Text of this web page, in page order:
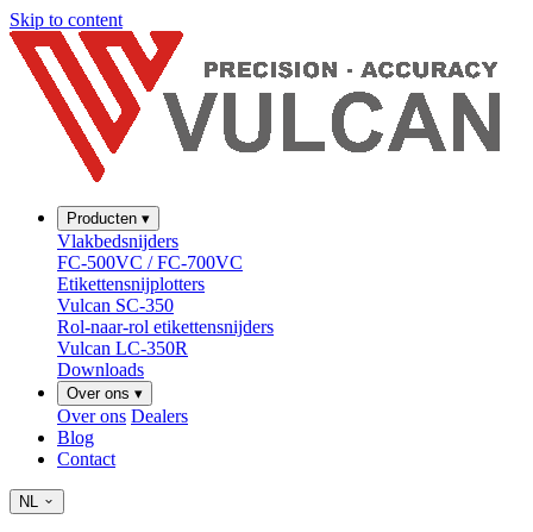
Skip to content
Producten ▾
Vlakbedsnijders
FC-500VC / FC-700VC
Etikettensnijplotters
Vulcan SC-350
Rol-naar-rol etikettensnijders
Vulcan LC-350R
Downloads
Over ons ▾
Over ons Dealers
Blog
Contact
NL